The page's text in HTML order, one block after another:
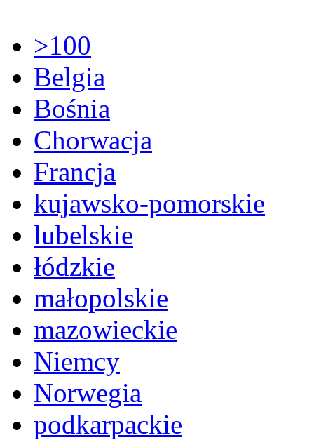
>100
Belgia
Bośnia
Chorwacja
Francja
kujawsko-pomorskie
lubelskie
łódzkie
małopolskie
mazowieckie
Niemcy
Norwegia
podkarpackie